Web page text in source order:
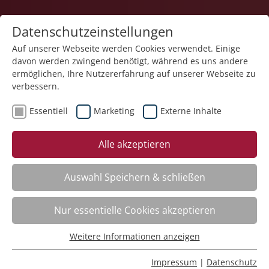
1
Veranstaltung "Geprüfte Fachkraft zur Arbeits- und
Berufsförderung (GFAB) in Werkstätten für
Menschen mit Behinderung oder psychischer
Erkrankung / Aufbaukurs" (Nr. 01) wurde in den
Warenkorb gelegt.
261F07
Datenschutzeinstellungen
Auf unserer Webseite werden Cookies verwendet. Einige
davon werden zwingend benötigt, während es uns andere
ermöglichen, Ihre Nutzererfahrung auf unserer Webseite zu
verbessern.
Essentiell Marketing Externe Inhalte
Alle akzeptieren
Auswahl Speichern & schließen
Nur essentielle Cookies akzeptieren
Essentielle Cookies werden für grundlegende Funktionen
Weitere Informationen anzeigen
Impressum | Datenschutz